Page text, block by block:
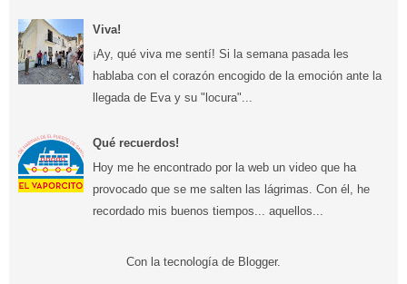
Viva!
¡Ay, qué viva me sentí! Si la semana pasada les
hablaba con el corazón encogido de la emoción ante la
llegada de Eva y su "locura"...
Qué recuerdos!
Hoy me he encontrado por la web un video que ha
provocado que se me salten las lágrimas. Con él, he
recordado mis buenos tiempos... aquellos...
Con la tecnología de Blogger.